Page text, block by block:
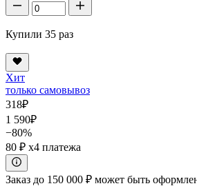
Купили 35 раз
Хит
только самовывоз
318₽
1 590₽
−80%
80 ₽ x4 платежа
Заказ до 150 000 ₽ может быть